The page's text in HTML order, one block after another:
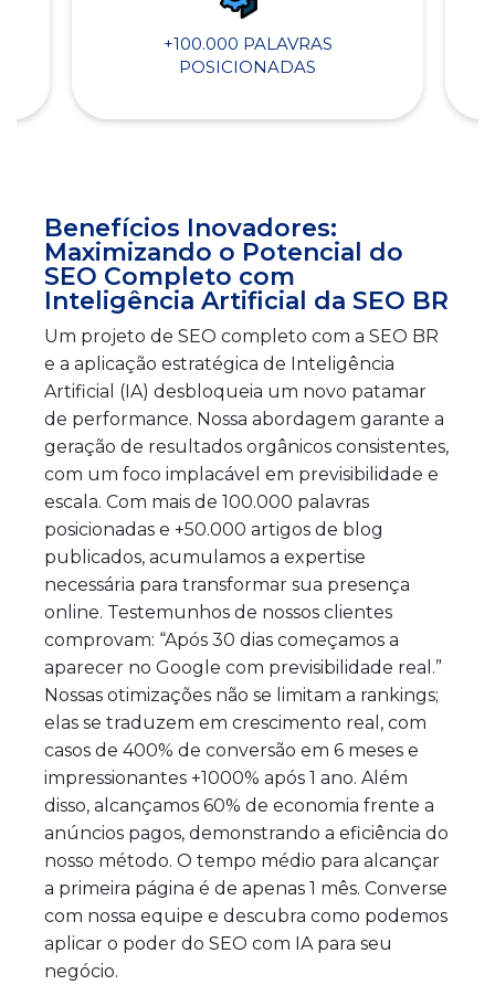
+100.000 PALAVRAS
POSICIONADAS
Benefícios Inovadores:
Maximizando o Potencial do
SEO Completo com
Inteligência Artificial da SEO BR
Um projeto de SEO completo com a SEO BR
e a aplicação estratégica de Inteligência
Artificial (IA) desbloqueia um novo patamar
de performance. Nossa abordagem garante a
geração de resultados orgânicos consistentes,
com um foco implacável em previsibilidade e
escala. Com mais de 100.000 palavras
posicionadas e +50.000 artigos de blog
publicados, acumulamos a expertise
necessária para transformar sua presença
online. Testemunhos de nossos clientes
comprovam: “Após 30 dias começamos a
aparecer no Google com previsibilidade real.”
Nossas otimizações não se limitam a rankings;
elas se traduzem em crescimento real, com
casos de 400% de conversão em 6 meses e
impressionantes +1000% após 1 ano. Além
disso, alcançamos 60% de economia frente a
anúncios pagos, demonstrando a eficiência do
nosso método. O tempo médio para alcançar
a primeira página é de apenas 1 mês. Converse
com nossa equipe e descubra como podemos
aplicar o poder do SEO com IA para seu
negócio.